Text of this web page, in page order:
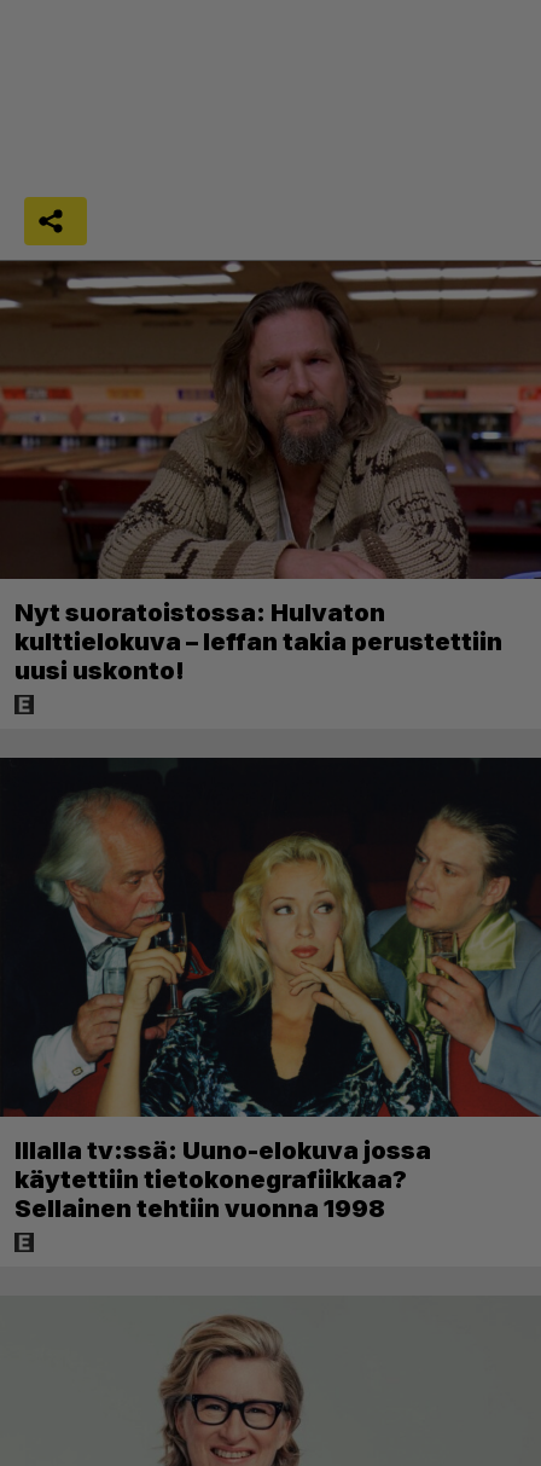
Nyt suoratoistossa: Hulvaton
kulttielokuva – leffan takia perustettiin
uusi uskonto!
Illalla tv:ssä: Uuno-elokuva jossa
käytettiin tietokonegrafiikkaa?
Sellainen tehtiin vuonna 1998